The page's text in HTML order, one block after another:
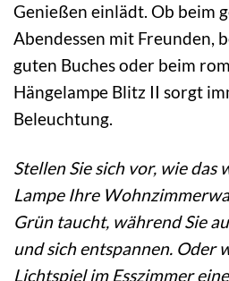
Genießen einlädt. Ob beim
Abendessen mit Freunden,
guten Buches oder beim
Hängelampe Blitz II sorgt
Beleuchtung.
Stellen Sie sich vor, wie das
Lampe Ihre
Grün taucht, während Sie
und sich entspannen. Oder
Lichtspiel im Esszimmer